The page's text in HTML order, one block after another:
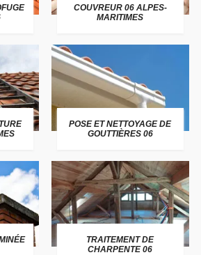
COUVREUR 06 ALPES-
MARITIMES
POSE ET NETTOYAGE DE
GOUTTIÈRES 06
TRAITEMENT DE
CHARPENTE 06